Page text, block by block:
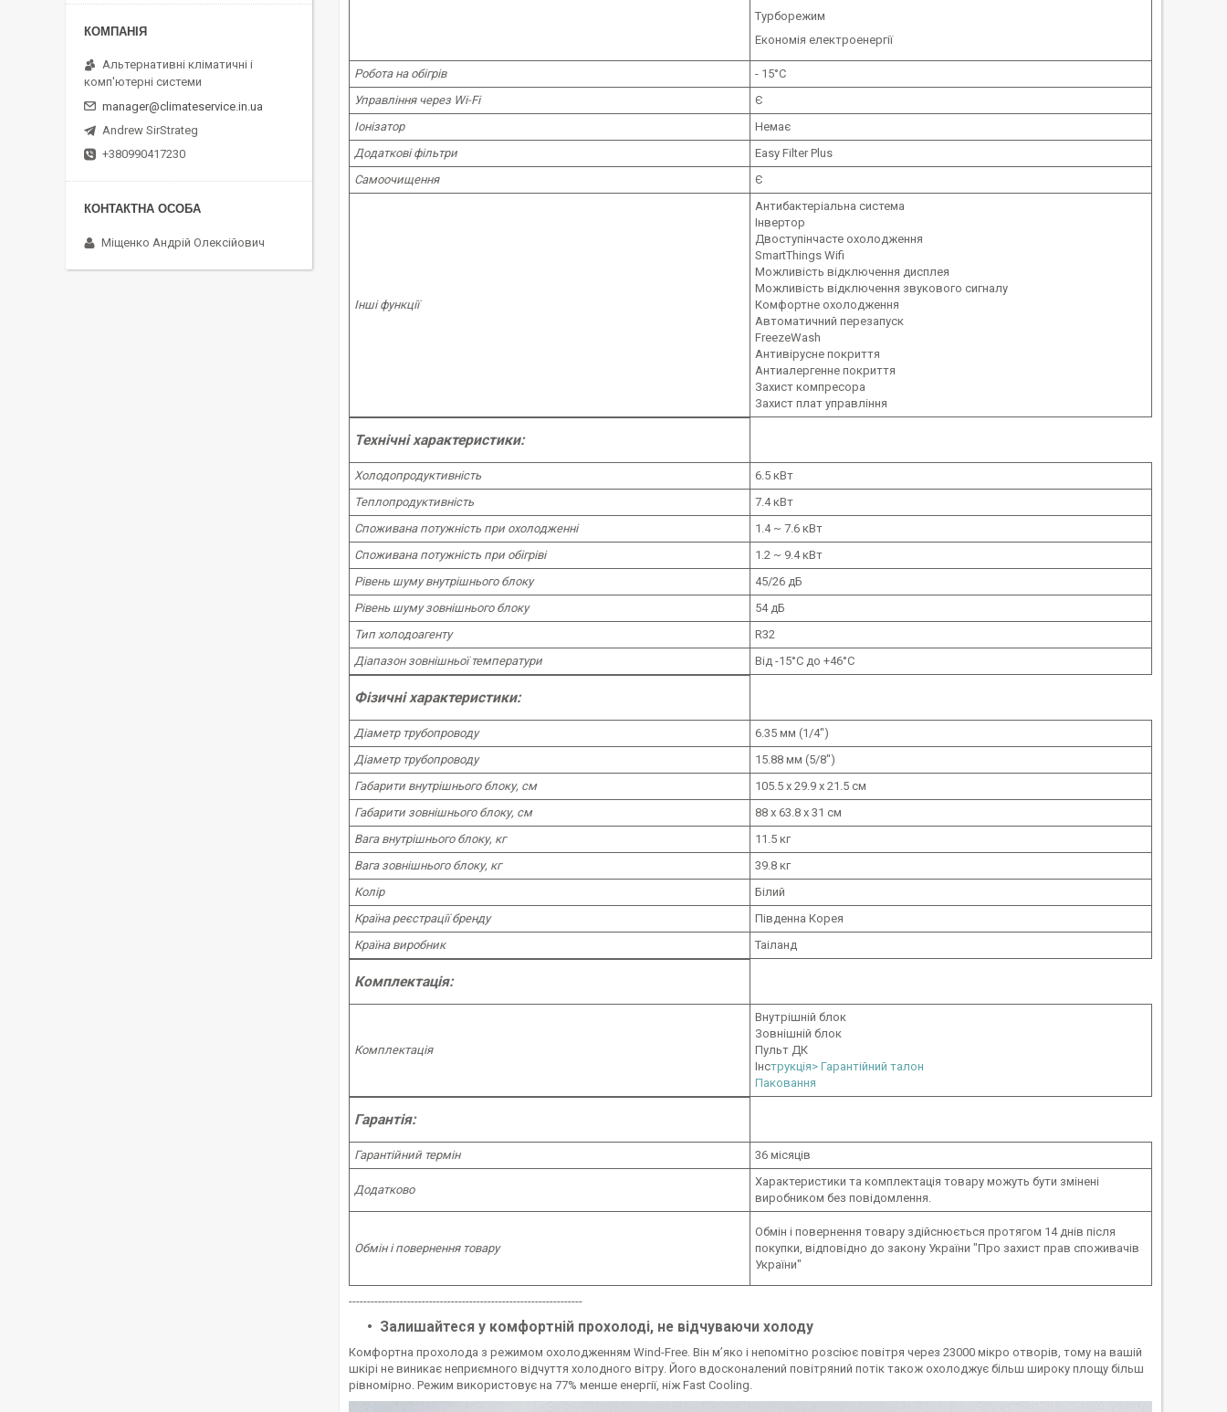
Турборежим
Економія електроенергії
Робота на обігрів
- 15°C
Управління через Wi-Fi
Є
Іонізатор
Немає
Додаткові фільтри
Easy Filter Plus
Самоочищення
Є
Інші функції
Антибактеріальна система
Інвертор
Двоступінчасте охолодження
SmartThings Wifi
Можливість відключення дисплея
Можливість відключення звукового сигналу
Комфортне охолодження
Автоматичний перезапуск
FreezeWash
Антивірусне покриття
Антиалергенне покриття
Захист компресора
Захист плат управління
Технічні характеристики:
Холодопродуктивність
6.5 кВт
Теплопродуктивність
7.4 кВт
Споживана потужність при охолодженні
1.4 ~ 7.6 кВт
Споживана потужність при обігріві
1.2 ~ 9.4 кВт
Рівень шуму внутрішнього блоку
45/26 дБ
Рівень шуму зовнішнього блоку
54 дБ
Тип холодоагенту
R32
Діапазон зовнішньої температури
Від -15°C до +46°C
Фізичні характеристики:
Діаметр трубопроводу
6.35 мм (1/4")
Діаметр трубопроводу
15.88 мм (5/8")
Габарити внутрішнього блоку, см
105.5 х 29.9 х 21.5 см
Габарити зовнішнього блоку, см
88 х 63.8 х 31 см
Вага внутрішнього блоку, кг
11.5 кг
Вага зовнішнього блоку, кг
39.8 кг
Колір
Білий
Країна реєстрації бренду
Південна Корея
Країна виробник
Таiланд
Комплектація:
Комплектація
Внутрішній блок
Зовнішній блок
Пульт ДК
Інструкція> Гарантійний талон
Паковання
Гарантія:
Гарантійний термін 36 місяців
Додатково
Характеристики та комплектація товару можуть бути змінені
виробником без повідомлення.
Обмін і повернення товару
Обмін і повернення товару здійснюється протягом 14 днів після
покупки, відповідно до закону України "Про захист прав споживачів
України"
----------------------------------------------------------------
Залишайтеся у комфортній прохолоді, не відчуваючи холоду
Комфортна прохолода з режимом охолодженням Wind-Free. Він м’яко і непомітно розсіює повітря через 23000 мікро отворів, тому на вашій
шкірі не виникає неприємного відчуття холодного вітру. Його вдосконалений повітряний потік також охолоджує більш широку площу більш
рівномірно. Режим використовує на 77% менше енергії, ніж Fast Cooling.
Альтернативні кліматичні і
комп'ютерні системи
manager@climateservice.in.ua
Andrew SirStrateg
+380990417230
Міщенко Андрій Олексійович